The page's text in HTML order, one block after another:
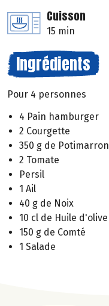
Cuisson
15 min
Ingrédients
Pour 4 personnes
4 Pain hamburger
2 Courgette
350 g de Potimarron
2 Tomate
Persil
1 Ail
40 g de Noix
10 cl de Huile d'olive
150 g de Comté
1 Salade